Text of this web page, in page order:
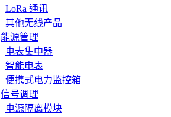
LoRa 通讯
其他无线产品
能源管理
电表集中器
智能电表
便携式电力监控箱
信号调理
电源隔离模块